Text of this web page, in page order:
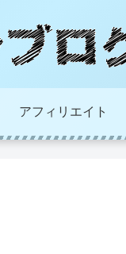
アフィリエイト